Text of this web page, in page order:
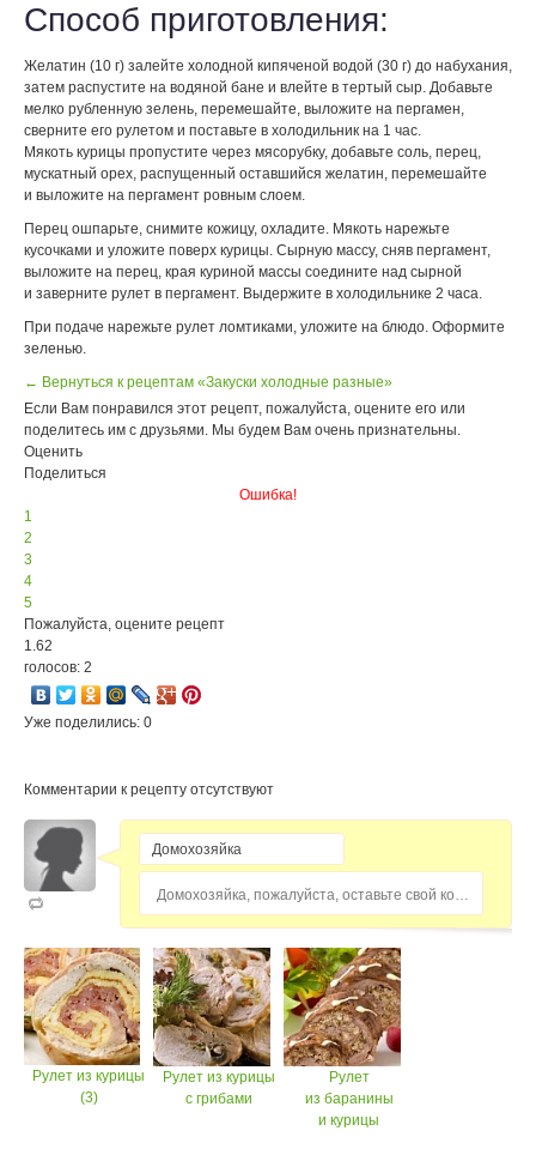
Способ приготовления:
Желатин (10 г) залейте холодной кипяченой водой (30 г) до набухания,
затем распустите на водяной бане и влейте в тертый сыр. Добавьте
мелко рубленную зелень, перемешайте, выложите на пергамен,
сверните его рулетом и поставьте в холодильник на 1 час.
Мякоть курицы пропустите через мясорубку, добавьте соль, перец,
мускатный орех, распущенный оставшийся желатин, перемешайте
и выложите на пергамент ровным слоем.
Перец ошпарьте, снимите кожицу, охладите. Мякоть нарежьте
кусочками и уложите поверх курицы. Сырную массу, сняв пергамент,
выложите на перец, края куриной массы соедините над сырной
и заверните рулет в пергамент. Выдержите в холодильнике 2 часа.
При подаче нарежьте рулет ломтиками, уложите на блюдо. Оформите
зеленью.
← Вернуться к рецептам «Закуски холодные разные»
Если Вам понравился этот рецепт, пожалуйста, оцените его или
поделитесь им с друзьями. Мы будем Вам очень признательны.
Оценить
Поделиться
Ошибка!
1
2
3
4
5
Пожалуйста, оцените рецепт
1.62
голосов: 2
Уже поделились: 0
Комментарии к рецепту отсутствуют
Домохозяйка, пожалуйста, оставьте свой комментарий...
Рулет из курицы
(3)
Рулет из курицы
с грибами
Рулет
из баранины
и курицы